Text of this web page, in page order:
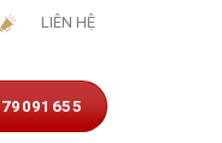
LIÊN HỆ